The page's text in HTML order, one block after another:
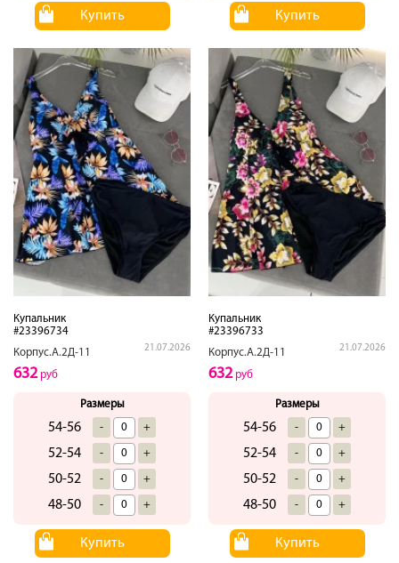
Купить Купить
Купальник
#23396734
Корпус.А.2Д-11
21.07.2026
632руб
Размеры
54-56 - +
52-54 - +
50-52 - +
48-50 - +
Купить
Купальник
#23396733
Корпус.А.2Д-11
21.07.2026
632руб
Размеры
54-56 - +
52-54 - +
50-52 - +
48-50 - +
Купить